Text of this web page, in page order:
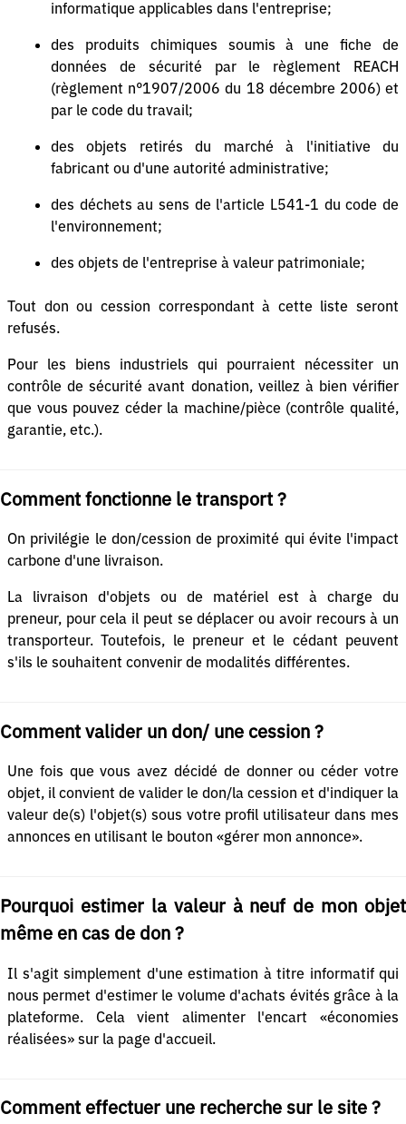
informatique applicables dans l'entreprise;
des produits chimiques soumis à une fiche de
données de sécurité par le règlement REACH
(règlement n°1907/2006 du 18 décembre 2006) et
par le code du travail;
des objets retirés du marché à l'initiative du
fabricant ou d'une autorité administrative;
des déchets au sens de l'article L541-1 du code de
l'environnement;
des objets de l'entreprise à valeur patrimoniale;
Tout don ou cession correspondant à cette liste seront
refusés.
Pour les biens industriels qui pourraient nécessiter un
contrôle de sécurité avant donation, veillez à bien vérifier
que vous pouvez céder la machine/pièce (contrôle qualité,
garantie, etc.).
Comment fonctionne le transport ?
On privilégie le don/cession de proximité qui évite l'impact
carbone d'une livraison.
La livraison d'objets ou de matériel est à charge du
preneur, pour cela il peut se déplacer ou avoir recours à un
transporteur. Toutefois, le preneur et le cédant peuvent
s'ils le souhaitent convenir de modalités différentes.
Comment valider un don/ une cession ?
Une fois que vous avez décidé de donner ou céder votre
objet, il convient de valider le don/la cession et d'indiquer la
valeur de(s) l'objet(s) sous votre profil utilisateur dans mes
annonces en utilisant le bouton «gérer mon annonce».
Pourquoi estimer la valeur à neuf de mon objet
même en cas de don ?
Il s'agit simplement d'une estimation à titre informatif qui
nous permet d'estimer le volume d'achats évités grâce à la
plateforme. Cela vient alimenter l'encart «économies
réalisées» sur la page d'accueil.
Comment effectuer une recherche sur le site ?